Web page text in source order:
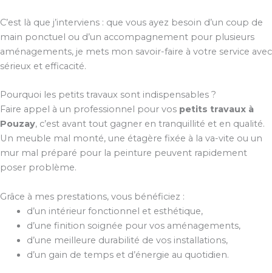
C’est là que j’interviens : que vous ayez besoin d’un coup de
main ponctuel ou d’un accompagnement pour plusieurs
aménagements, je mets mon savoir-faire à votre service avec
sérieux et efficacité.
Pourquoi les petits travaux sont indispensables ?
Faire appel à un professionnel pour vos petits travaux à
Pouzay, c’est avant tout gagner en tranquillité et en qualité.
Un meuble mal monté, une étagère fixée à la va-vite ou un
mur mal préparé pour la peinture peuvent rapidement
poser problème.
Grâce à mes prestations, vous bénéficiez :
d’un intérieur fonctionnel et esthétique,
d’une finition soignée pour vos aménagements,
d’une meilleure durabilité de vos installations,
d’un gain de temps et d’énergie au quotidien.